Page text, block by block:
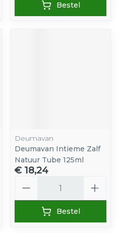
Bestel
Deumavan
Deumavan Intieme Zalf
Natuur Tube 125ml
€ 18,24
Bestel